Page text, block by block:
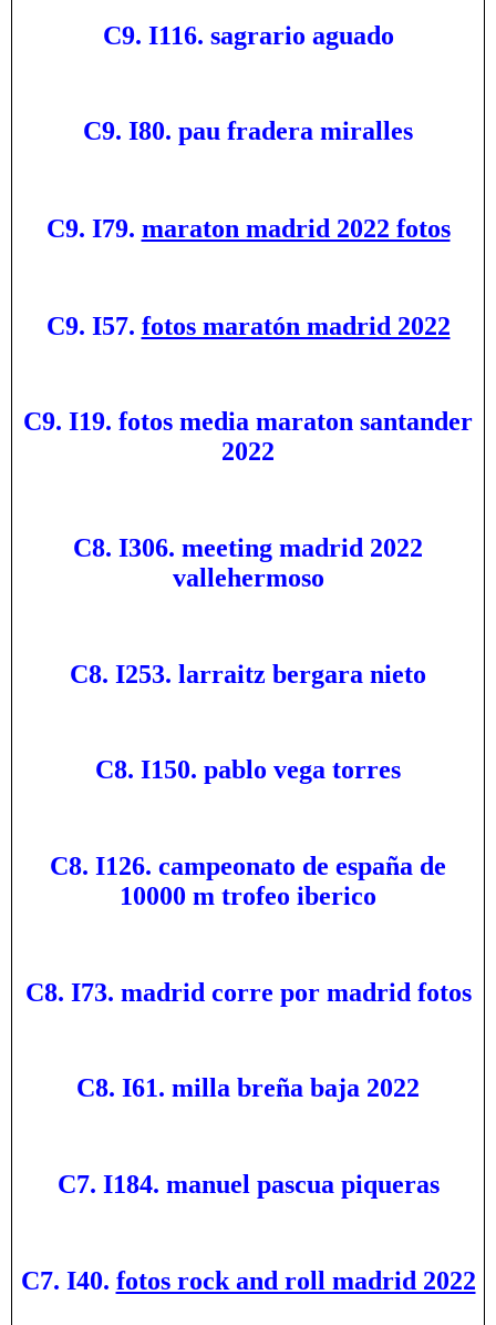
C9. I116. sagrario aguado
C9. I80. pau fradera miralles
C9. I79. maraton madrid 2022 fotos
C9. I57. fotos maratón madrid 2022
C9. I19. fotos media maraton santander
2022
C8. I306. meeting madrid 2022
vallehermoso
C8. I253. larraitz bergara nieto
C8. I150. pablo vega torres
C8. I126. campeonato de españa de
10000 m trofeo iberico
C8. I73. madrid corre por madrid fotos
C8. I61. milla breña baja 2022
C7. I184. manuel pascua piqueras
C7. I40. fotos rock and roll madrid 2022